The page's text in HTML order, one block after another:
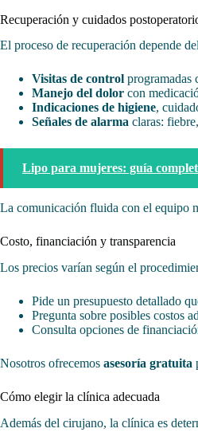
Recuperación y cuidados
El proceso de recuperación depende
Visitas de control programadas
Manejo del dolor con
Indicaciones de higiene,
Señales de alarma claras:
Lipo para mujeres: guía
La comunicación fluida con el equipo
Costo, financiación y transparencia
Los precios varían según el
Pide un presupuesto detallado
Pregunta sobre posibles costos
Consulta opciones de
Nosotros ofrecemos asesoría gratuita
Cómo elegir la clínica adecuada
Además del cirujano, la clínica es